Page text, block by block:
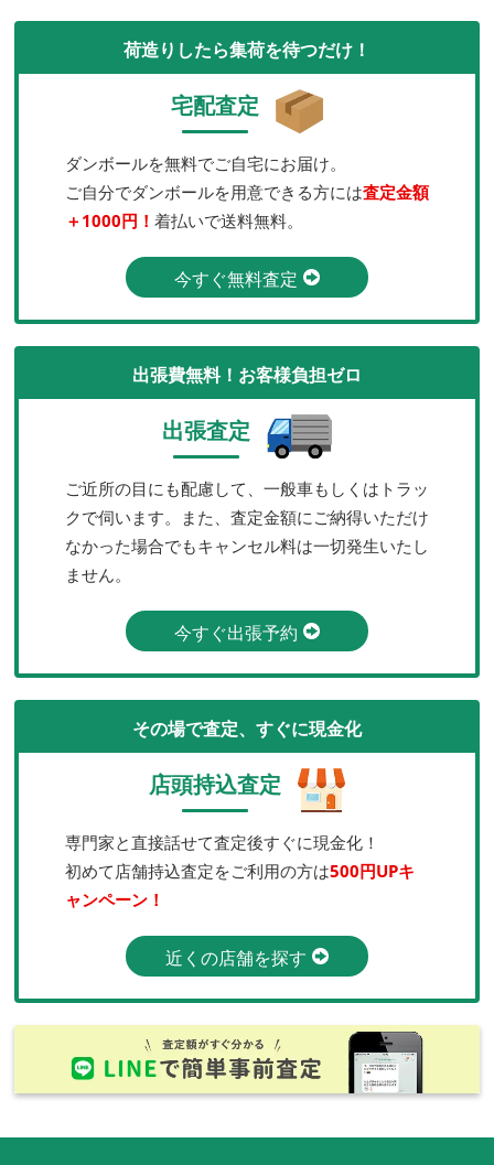
荷造りしたら集荷を待つだけ！
宅配査定
ダンボールを無料でご自宅にお届け。
ご自分でダンボールを用意できる方には査定金額
＋1000円！ 着払いで送料無料。
今すぐ無料査定
出張費無料！お客様負担ゼロ
出張査定
ご近所の目にも配慮して、一般車もしくはトラッ
クで伺います。また、査定金額にご納得いただけ
なかった場合でもキャンセル料は一切発生いたし
ません。
今すぐ出張予約
その場で査定、すぐに現金化
店頭持込査定
専門家と直接話せて査定後すぐに現金化！
初めて店舗持込査定をご利用の方は500円UPキ
ャンペーン！
近くの店舗を探す